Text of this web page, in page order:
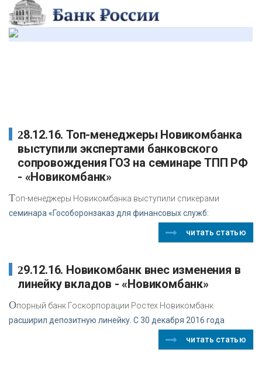
28.12.16. Топ-менеджеры Новикомбанка
выступили экспертами банковского
сопровождения ГОЗ на семинаре ТПП РФ
- «Новикомбанк»
Топ-менеджеры Новикомбанка выступили спикерами
семинара «Гособоронзаказ для финансовых служб:
читать статью
29.12.16. Новикомбанк внес изменения в
линейку вкладов - «Новикомбанк»
Опорный банк Госкорпорации Ростех Новикомбанк
расширил депозитную линейку. С 30 декабря 2016 года
читать статью